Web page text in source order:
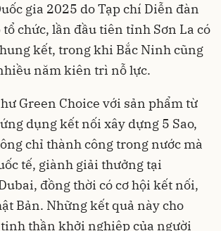
gia 2025 do Tạp chí Diễn đàn
chức, lần đầu tiên tỉnh Sơn La có
kết, trong khi Bắc Ninh cũng
năm kiên trì nỗ lực.
Green Choice với sản phẩm từ
dụng kết nối xây dựng 5 Sao,
chỉ thành công trong nước mà
tế, giành giải thưởng tại
đồng thời có cơ hội kết nối,
Bản. Những kết quả này cho
thần khởi nghiệp của người